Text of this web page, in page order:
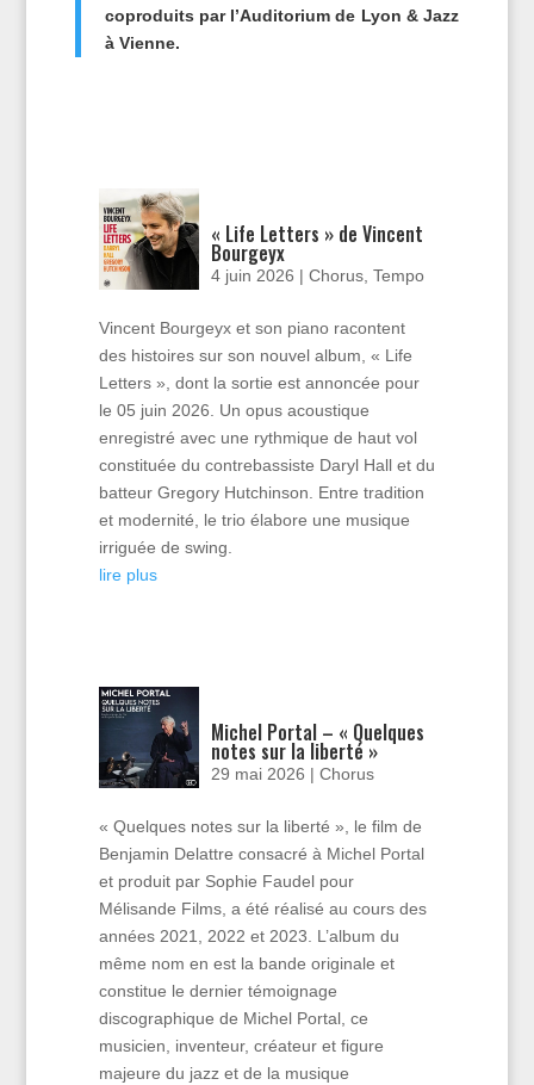
coproduits par l’Auditorium de Lyon & Jazz
à Vienne.
« Life Letters » de Vincent
Bourgeyx
4 juin 2026 |Chorus ,Tempo
Vincent Bourgeyx et son piano racontent
des histoires sur son nouvel album, « Life
Letters », dont la sortie est annoncée pour
le 05 juin 2026. Un opus acoustique
enregistré avec une rythmique de haut vol
constituée du contrebassiste Daryl Hall et du
batteur Gregory Hutchinson. Entre tradition
et modernité, le trio élabore une musique
irriguée de swing.
lire plus
Michel Portal – « Quelques
notes sur la liberté »
29 mai 2026 |Chorus
« Quelques notes sur la liberté », le film de
Benjamin Delattre consacré à Michel Portal
et produit par Sophie Faudel pour
Mélisande Films, a été réalisé au cours des
années 2021, 2022 et 2023. L’album du
même nom en est la bande originale et
constitue le dernier témoignage
discographique de Michel Portal, ce
musicien, inventeur, créateur et figure
majeure du jazz et de la musique